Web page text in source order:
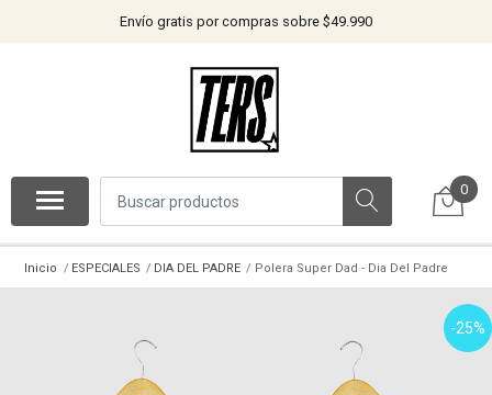
Envío gratis por compras sobre $49.990
0
Inicio ESPECIALES DIA DEL PADRE Polera Super Dad - Dia Del Padre
-25%